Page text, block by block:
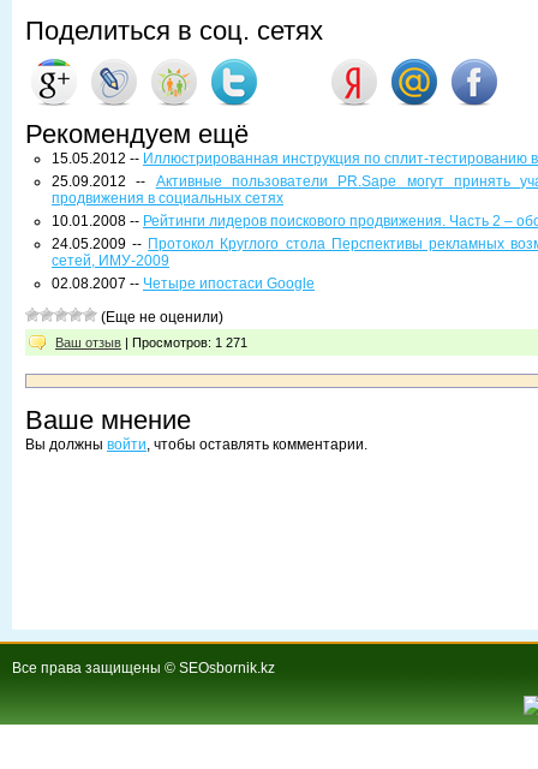
Поделиться в соц. сетях
Рекомендуем ещё
15.05.2012 -- Иллюстрированная инструкция по сплит-тестированию
25.09.2012 -- Активные пользователи PR.Sape могут принять
продвижения в социальных сетях
10.01.2008 -- Рейтинги лидеров поискового продвижения. Часть 2 –
24.05.2009 -- Протокол Круглого стола Перспективы рекламных
сетей, ИМУ-2009
02.08.2007 -- Четыре ипостаси Google
(Еще не оценили)
Ваш отзыв | Просмотров: 1 271
Ваше мнение
Вы должны войти, чтобы оставлять комментарии.
Все права защищены © SEOsbornik.kz